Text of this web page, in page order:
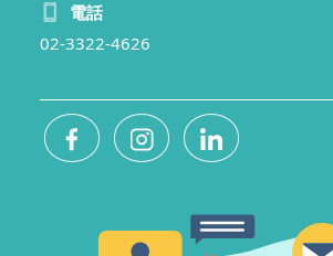
電話
02-3322-4626